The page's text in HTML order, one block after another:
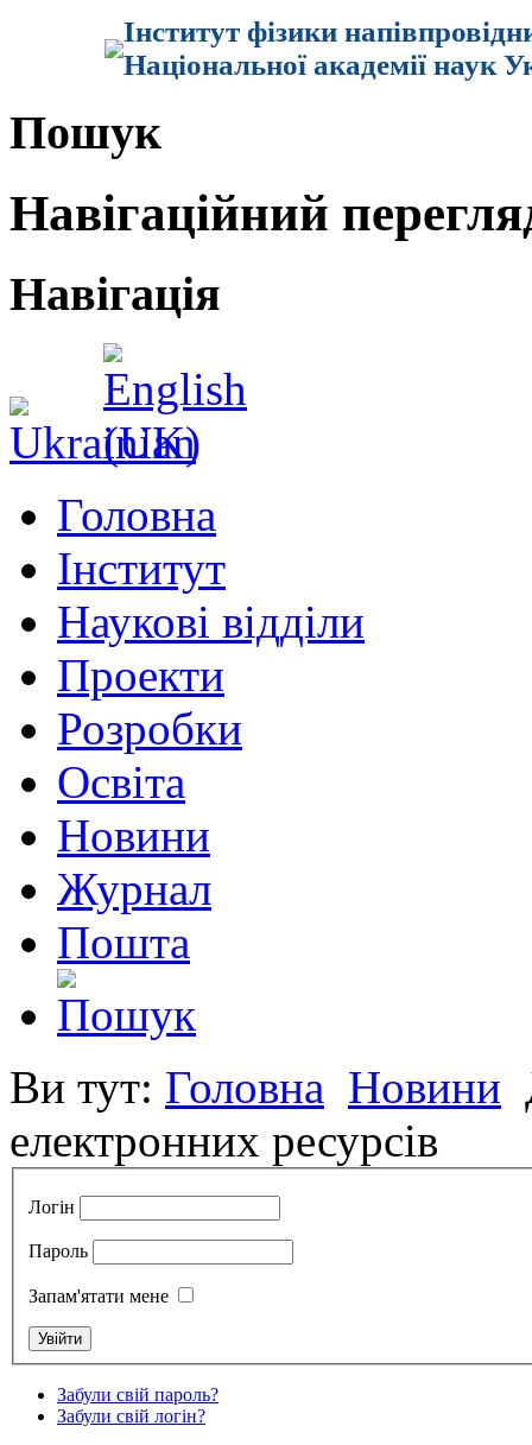
Інститут фізики
Національної академії наук
Пошук
Навігаційний
Навігація
Головна
Інститут
Наукові відділи
Проекти
Розробки
Освіта
Новини
Журнал
Пошта
Ви тут: Головна Новини
електронних ресурсів
Логін
Пароль
Запам'ятати мене
Забули свій пароль?
Забули свій логін?